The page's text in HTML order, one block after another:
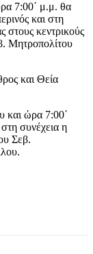
7:00΄ μ.μ. θα
και στη
στους κεντρικούς
Μητροπολίτου
και Θεία
και ώρα 7:00΄
συνέχεια η
Σεβ.